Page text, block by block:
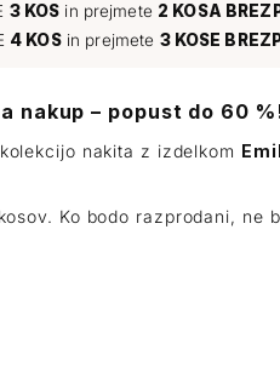
3 KOS in prejmete 2 KOSA
4 KOSin prejmete 3 KOSE
nakup – popust do 60
nakita z izdelkom
Ko bodo razprodani, ne